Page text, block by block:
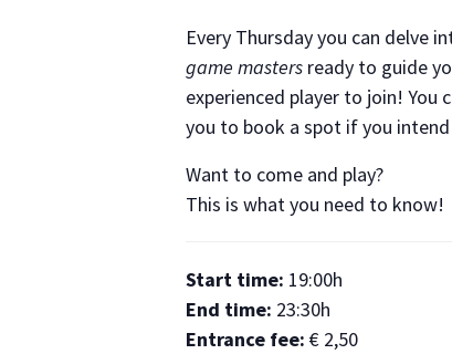
Every Thursday you can delve
game masters ready to guide
experienced player to join! You
you to book a spot if you
Want to come and play?
This is what you need to know!
Start time: 19:00h
End time: 23:30h
Entrance fee: € 2,50